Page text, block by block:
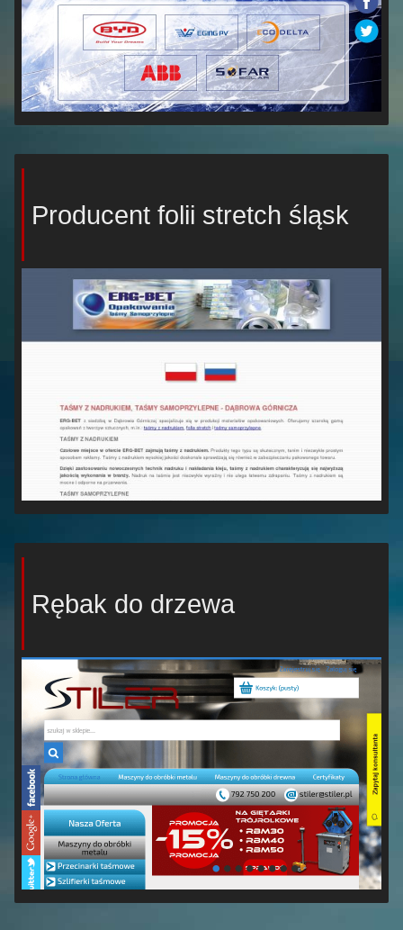
Producent folii stretch śląsk
Rębak do drzewa